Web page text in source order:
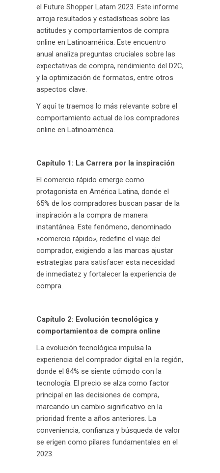
el Future Shopper Latam 2023. Este informe
arroja resultados y estadísticas sobre las
actitudes y comportamientos de compra
online en Latinoamérica. Este encuentro
anual analiza preguntas cruciales sobre las
expectativas de compra, rendimiento del D2C,
y la optimización de formatos, entre otros
aspectos clave.
Y aquí te traemos lo más relevante sobre el
comportamiento actual de los compradores
online en Latinoamérica.
Capítulo 1: La Carrera por la inspiración
El comercio rápido emerge como
protagonista en América Latina, donde el
65% de los compradores buscan pasar de la
inspiración a la compra de manera
instantánea. Este fenómeno, denominado
«comercio rápido», redefine el viaje del
comprador, exigiendo a las marcas ajustar
estrategias para satisfacer esta necesidad
de inmediatez y fortalecer la experiencia de
compra.
Capítulo 2: Evolución tecnológica y
comportamientos de compra online
La evolución tecnológica impulsa la
experiencia del comprador digital en la región,
donde el 84% se siente cómodo con la
tecnología. El precio se alza como factor
principal en las decisiones de compra,
marcando un cambio significativo en la
prioridad frente a años anteriores. La
conveniencia, confianza y búsqueda de valor
se erigen como pilares fundamentales en el
2023.